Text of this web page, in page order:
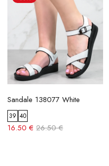
Sandale 138077 White
39 40
16.50 € 26.50 €